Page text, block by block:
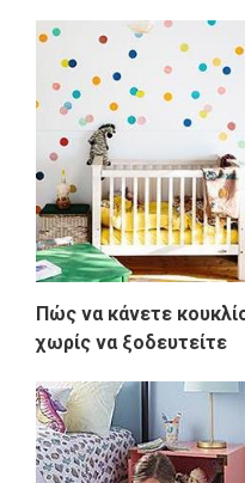
Πώς να κάνετε
χωρίς να ξοδευτείτε